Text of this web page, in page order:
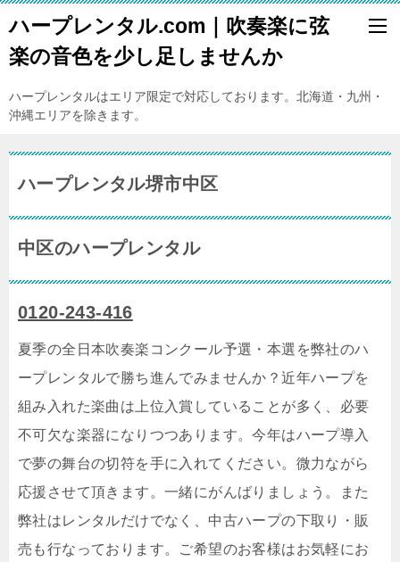
ハープレンタル.com｜吹奏楽に弦
楽の音色を少し足しませんか
ハープレンタルはエリア限定で対応しております。北海道・九州・
沖縄エリアを除きます。
ハープレンタル堺市中区
中区のハープレンタル
0120-243-416
夏季の全日本吹奏楽コンクール予選・本選を弊社のハ
ープレンタルで勝ち進んでみませんか？近年ハープを
組み入れた楽曲は上位入賞していることが多く、必要
不可欠な楽器になりつつあります。今年はハープ導入
で夢の舞台の切符を手に入れてください。微力ながら
応援させて頂きます。一緒にがんばりましょう。また
弊社はレンタルだけでなく、中古ハープの下取り・販
売も行なっております。ご希望のお客様はお気軽にお